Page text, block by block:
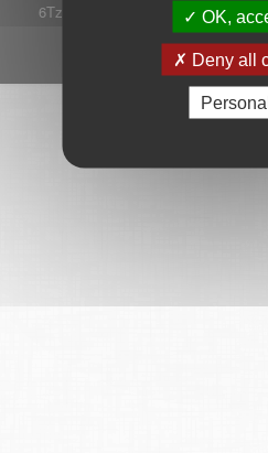
OK,
Deny all
6Tzen ©2015 - Tous droits réservés
Plan du site
Ce service est